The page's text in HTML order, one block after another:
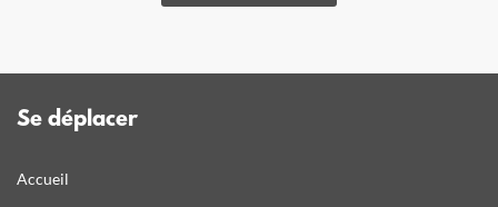
Se déplacer
Accueil